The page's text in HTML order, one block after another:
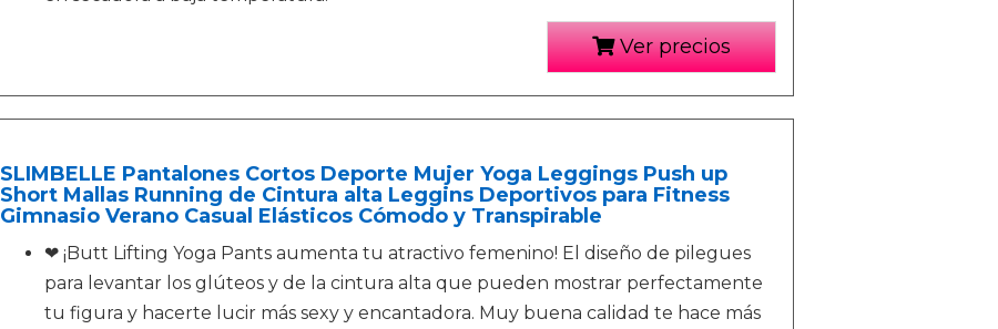
Ver precios
SLIMBELLE Pantalones Cortos Deporte Mujer Yoga Leggings Push up
Short Mallas Running de Cintura alta Leggins Deportivos para Fitness
Gimnasio Verano Casual Elásticos Cómodo y Transpirable
❤ ¡Butt Lifting Yoga Pants aumenta tu atractivo femenino! El diseño de pilegues
para levantar los glúteos y de la cintura alta que pueden mostrar perfectamente
tu figura y hacerte lucir más sexy y encantadora. Muy buena calidad te hace más